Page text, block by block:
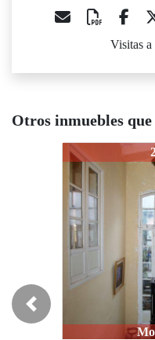
Visitas a
Otros inmuebles
299.000 €
Motril / Cañas
L796
Previous